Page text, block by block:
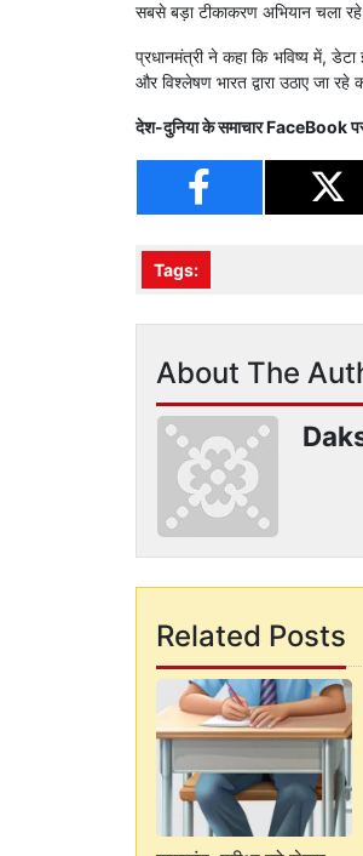
सबसे बड़ा टीकाकरण अभियान चला
प्रधानमंत्री ने कहा कि भविष्य में,
और विश्लेषण भारत द्वारा उठाए जा
देश-दुनिया के समाचारFaceBook
Tags:
About The
Related Posts